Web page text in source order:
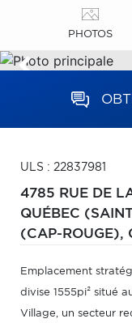
PHOTOS
ULS : 22837981
4785 RUE DE
QUÉBEC
(CAP-ROUGE),
Emplacement
divise 1555pi² situé
Village, un secteur